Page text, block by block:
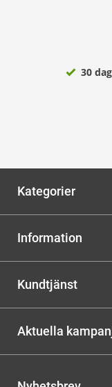
30
Kategorier
Information
Kundtjänst
Aktuella